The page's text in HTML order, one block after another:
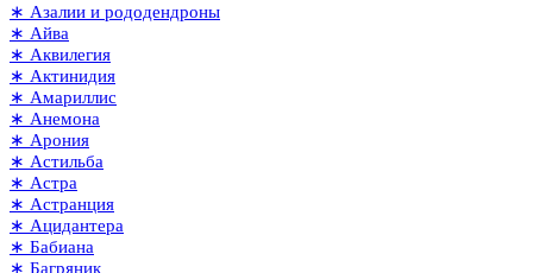
∗ Азалии и рододендроны
∗ Айва
∗ Аквилегия
∗ Актинидия
∗ Амариллис
∗ Анемона
∗ Арония
∗ Астильба
∗ Астра
∗ Астранция
∗ Ацидантера
∗ Бабиана
∗ Багряник